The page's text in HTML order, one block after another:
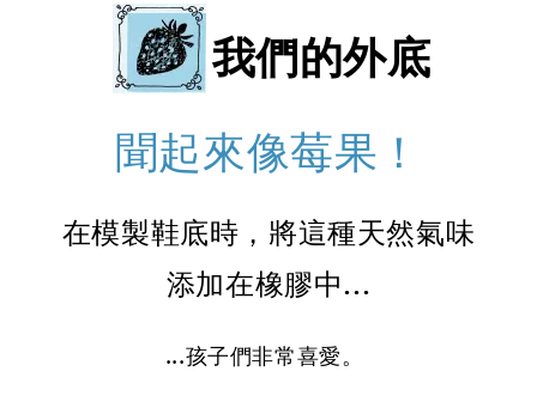
我們的外底
聞起來像莓果！
在模製鞋底時，將這種天然氣味
添加在橡膠中...
...孩子們非常喜愛。